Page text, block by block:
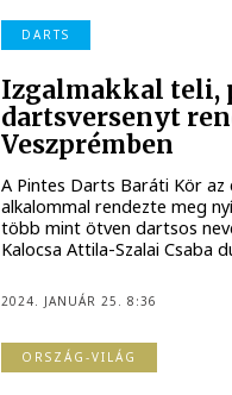
DARTS
Izgalmakkal teli,
dartsversenyt
Veszprémben
A Pintes Darts Baráti Kör az
alkalommal rendezte meg
több mint ötven dartsos
Kalocsa Attila-Szalai Csaba
2024. JANUÁR 25. 8:36
ORSZÁG-VILÁG